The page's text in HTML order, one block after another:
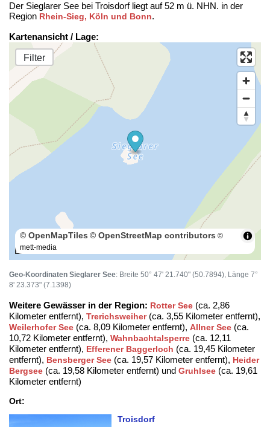
Der Sieglarer See bei Troisdorf liegt auf 52 m ü. NHN. in der
Region Rhein-Sieg, Köln und Bonn.
Kartenansicht / Lage:
Filter
100 m
© OpenMapTiles © OpenStreetMap contributors ©
mett-media
Geo-Koordinaten Sieglarer See: Breite 50° 47' 21.740" (50.7894), Länge 7°
8' 23.373" (7.1398)
Weitere Gewässer in der Region: Rotter See (ca. 2,86
Kilometer entfernt), Trerichsweiher(ca. 3,55 Kilometer entfernt),
Weilerhofer See (ca. 8,09 Kilometer entfernt), Allner See (ca.
10,72 Kilometer entfernt), Wahnbachtalsperre (ca. 12,11
Kilometer entfernt), Efferener Baggerloch (ca. 19,45 Kilometer
entfernt), Bensberger See (ca. 19,57 Kilometer entfernt), Heider
Bergsee (ca. 19,58 Kilometer entfernt) und Gruhlsee (ca. 19,61
Kilometer entfernt)
Ort:
Troisdorf